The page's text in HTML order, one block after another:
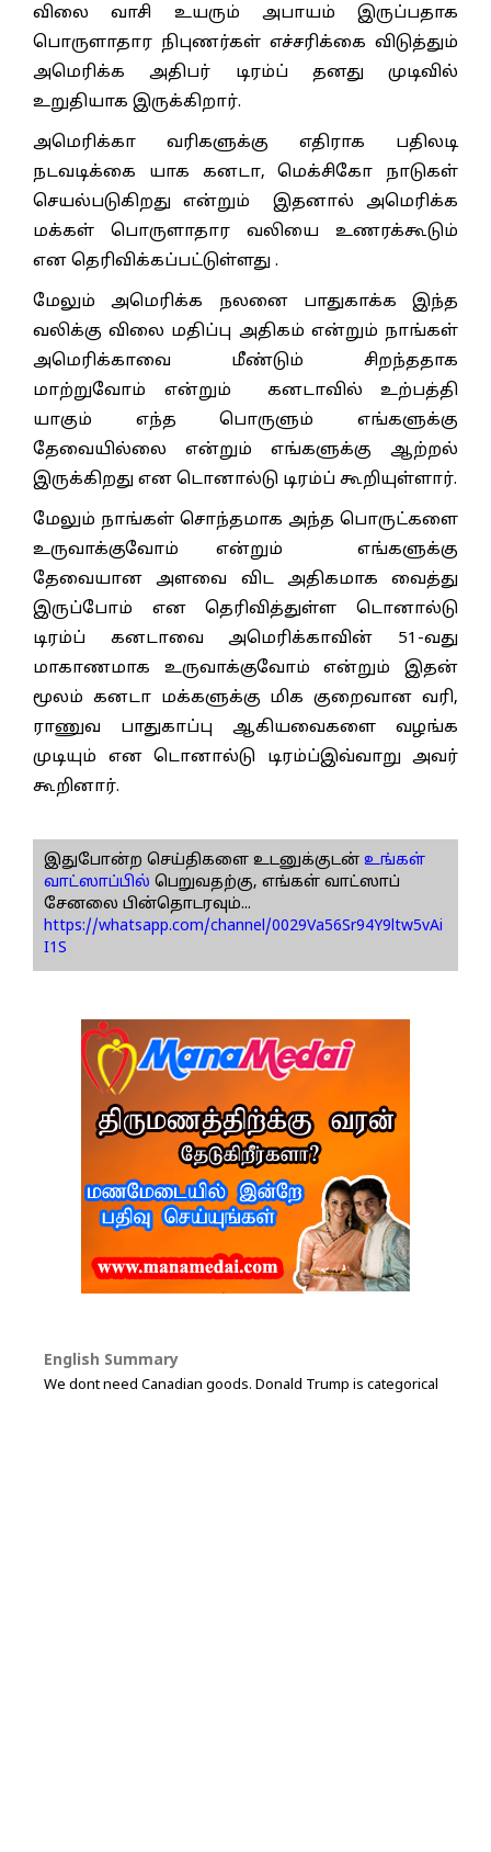
விலை வாசி உயரும் அபாயம் இருப்பதாக
பொருளாதார நிபுணர்கள் எச்சரிக்கை விடுத்தும்
அமெரிக்க அதிபர் டிரம்ப் தனது முடிவில்
உறுதியாக இருக்கிறார்.
அமெரிக்கா வரிகளுக்கு எதிராக பதிலடி
நடவடிக்கை யாக கனடா, மெக்சிகோ நாடுகள்
செயல்படுகிறது என்றும் இதனால் அமெரிக்க
மக்கள் பொருளாதார வலியை உணரக்கூடும்
என தெரிவிக்கப்பட்டுள்ளது .
மேலும் அமெரிக்க நலனை பாதுகாக்க இந்த
வலிக்கு விலை மதிப்பு அதிகம் என்றும் நாங்கள்
அமெரிக்காவை மீண்டும் சிறந்ததாக
மாற்றுவோம் என்றும் கனடாவில் உற்பத்தி
யாகும் எந்த பொருளும் எங்களுக்கு
தேவையில்லை என்றும் எங்களுக்கு ஆற்றல்
இருக்கிறது என டொனால்டு டிரம்ப் கூறியுள்ளார்.
மேலும் நாங்கள் சொந்தமாக அந்த பொருட்களை
உருவாக்குவோம் என்றும் எங்களுக்கு
தேவையான அளவை விட அதிகமாக வைத்து
இருப்போம் என தெரிவித்துள்ள டொனால்டு
டிரம்ப் கனடாவை அமெரிக்காவின் 51-வது
மாகாணமாக உருவாக்குவோம் என்றும் இதன்
மூலம் கனடா மக்களுக்கு மிக குறைவான வரி,
ராணுவ பாதுகாப்பு ஆகியவைகளை வழங்க
முடியும் என டொனால்டு டிரம்ப்இவ்வாறு அவர்
கூறினார்.
இதுபோன்ற செய்திகளை உடனுக்குடன் உங்கள்
வாட்ஸாப்பில் பெறுவதற்கு, எங்கள் வாட்ஸாப்
சேனலை பின்தொடரவும்...
https://whatsapp.com/channel/0029Va56Sr94Y9ltw5vAi
I1S
English Summary
We dont need Canadian goods. Donald Trump is categorical